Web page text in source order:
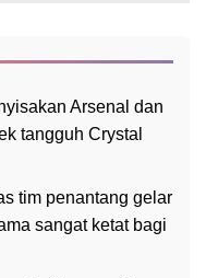
Arsenal dan
tangguh Crystal
tim penantang gelar
sangat ketat bagi